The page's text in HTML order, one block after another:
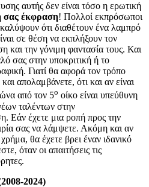
αυτής δεν είναι τόσο η ερωτική
σας έκφραση! Πολλοί εκπρόσωποι
ότι διαθέτουν ένα λαμπρό
σε θέση να εκπλήξουν τον
και την γόνιμη φαντασία τους. Και
σας στην υποκριτική ή το
Γιατί θα αφορά τον τρόπο
απολαμβάνετε, ότι και αν είναι
από τον 5ο οίκο είναι υπεύθυνη
ταλέντων στην
Εάν έχετε μια ροπή προς την
σας να λάμψετε. Ακόμη και αν
θα έχετε βρει έναν ιδανικό
όταν οι απαιτήσεις τις
2024)